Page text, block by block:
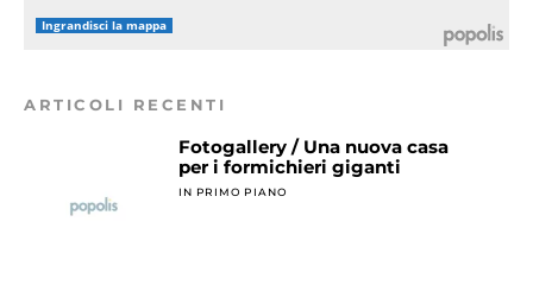
Ingrandisci la mappa
ARTICOLI RECENTI
Fotogallery / Una nuova casa
per i formichieri giganti
IN PRIMO PIANO